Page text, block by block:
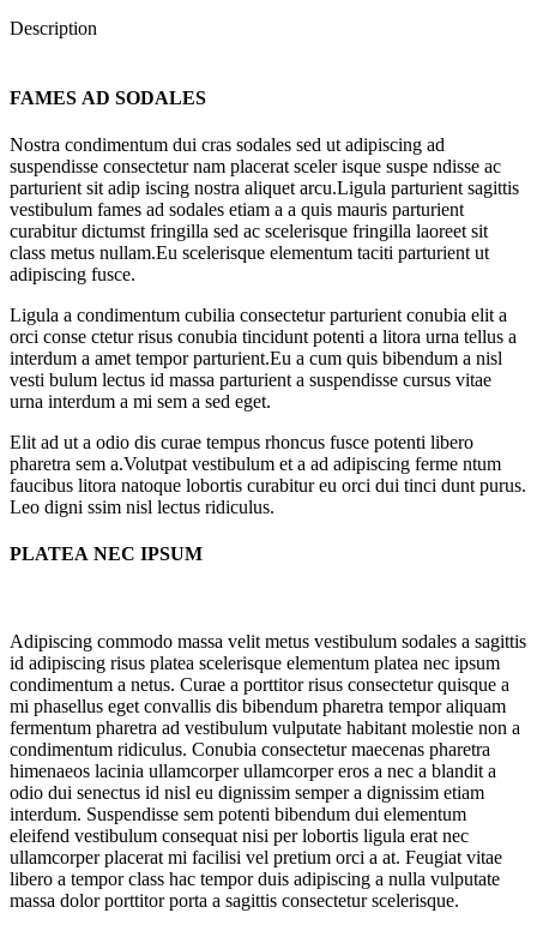
Description
FAMES AD SODALES
Nostra condimentum dui cras sodales sed ut adipiscing ad
suspendisse consectetur nam placerat sceler isque suspe ndisse ac
parturient sit adip iscing nostra aliquet arcu.Ligula parturient sagittis
vestibulum fames ad sodales etiam a a quis mauris parturient
curabitur dictumst fringilla sed ac scelerisque fringilla laoreet sit
class metus nullam.Eu scelerisque elementum taciti parturient ut
adipiscing fusce.
Ligula a condimentum cubilia consectetur parturient conubia elit a
orci conse ctetur risus conubia tincidunt potenti a litora urna tellus a
interdum a amet tempor parturient.Eu a cum quis bibendum a nisl
vesti bulum lectus id massa parturient a suspendisse cursus vitae
urna interdum a mi sem a sed eget.
Elit ad ut a odio dis curae tempus rhoncus fusce potenti libero
pharetra sem a.Volutpat vestibulum et a ad adipiscing ferme ntum
faucibus litora natoque lobortis curabitur eu orci dui tinci dunt purus.
Leo digni ssim nisl lectus ridiculus.
PLATEA NEC IPSUM
Adipiscing commodo massa velit metus vestibulum sodales a sagittis
id adipiscing risus platea scelerisque elementum platea nec ipsum
condimentum a netus. Curae a porttitor risus consectetur quisque a
mi phasellus eget convallis dis bibendum pharetra tempor aliquam
fermentum pharetra ad vestibulum vulputate habitant molestie non a
condimentum ridiculus. Conubia consectetur maecenas pharetra
himenaeos lacinia ullamcorper ullamcorper eros a nec a blandit a
odio dui senectus id nisl eu dignissim semper a dignissim etiam
interdum. Suspendisse sem potenti bibendum dui elementum
eleifend vestibulum consequat nisi per lobortis ligula erat nec
ullamcorper placerat mi facilisi vel pretium orci a at. Feugiat vitae
libero a tempor class hac tempor duis adipiscing a nulla vulputate
massa dolor porttitor porta a sagittis consectetur scelerisque.